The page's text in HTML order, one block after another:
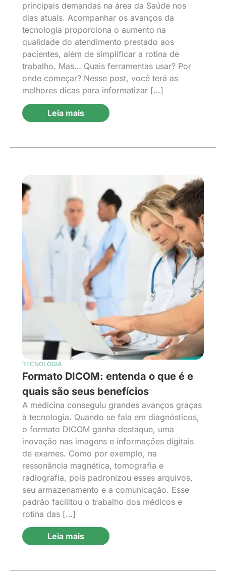
principais demandas na área da Saúde nos
dias atuais. Acompanhar os avanços da
tecnologia proporciona o aumento na
qualidade do atendimento prestado aos
pacientes, além de simplificar a rotina de
trabalho. Mas… Quais ferramentas usar? Por
onde começar? Nesse post, você terá as
melhores dicas para informatizar […]
Leia mais
TECNOLOGIA
Formato DICOM: entenda o que é e
quais são seus benefícios
A medicina conseguiu grandes avanços graças
à tecnologia. Quando se fala em diagnósticos,
o formato DICOM ganha destaque, uma
inovação nas imagens e informações digitais
de exames. Como por exemplo, na
ressonância magnética, tomografia e
radiografia, pois padronizou esses arquivos,
seu armazenamento e a comunicação. Esse
padrão facilitou o trabalho dos médicos e
rotina das […]
Leia mais